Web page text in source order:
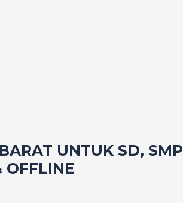
UNTUK SD,
OFFLINE